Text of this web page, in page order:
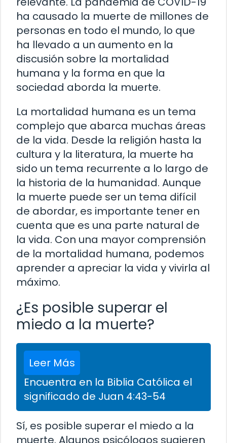
ha causado la muerte de millones de
personas en todo el mundo, lo que
ha llevado a un aumento en la
discusión sobre la mortalidad
humana y la forma en que la
sociedad aborda la muerte.
La mortalidad humana es un tema
complejo que abarca muchas áreas
de la vida. Desde la religión hasta la
cultura y la literatura, la muerte ha
sido un tema recurrente a lo largo de
la historia de la humanidad. Aunque
la muerte puede ser un tema difícil
de abordar, es importante tener en
cuenta que es una parte natural de
la vida. Con una mayor comprensión
de la mortalidad humana, podemos
aprender a apreciar la vida y vivirla al
máximo.
¿Es posible superar el
miedo a la muerte?
Leer Más
Encuentra en la Biblia Católica el
significado de Juan 4:43-54
Sí, es posible superar el miedo a la
muerte. Algunos psicólogos sugieren